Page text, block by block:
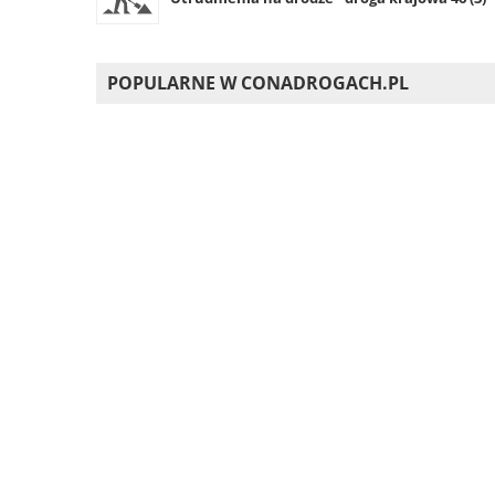
POPULARNE W CONADROGACH.PL